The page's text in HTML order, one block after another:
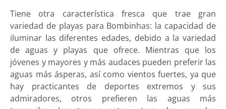
Tiene otra característica fresca que trae gran
variedad de playas para Bombinhas: la capacidad de
iluminar las diferentes edades, debido a la variedad
de aguas y playas que ofrece. Mientras que los
jóvenes y mayores y más audaces pueden preferir las
aguas más ásperas, así como vientos fuertes, ya que
hay practicantes de deportes extremos y sus
admiradores, otros prefieren las aguas más